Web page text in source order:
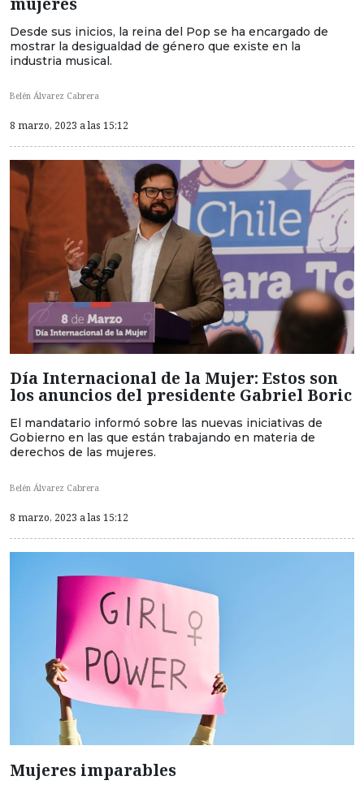
Desde sus inicios, la reina del Pop se ha encargado de
mostrar la desigualdad de género que existe en la
industria musical.
Belén Álvarez Cabrera
8 marzo, 2023 a las 15:12
Día Internacional de la Mujer: Estos son
los anuncios del presidente Gabriel Boric
El mandatario informó sobre las nuevas iniciativas de
Gobierno en las que están trabajando en materia de
derechos de las mujeres.
Belén Álvarez Cabrera
8 marzo, 2023 a las 15:12
Mujeres imparables